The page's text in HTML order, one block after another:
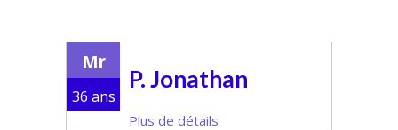
Mr
36 ans
P. Jonathan
Plus de détails